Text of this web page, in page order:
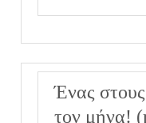
Ένας
τον μήνα!